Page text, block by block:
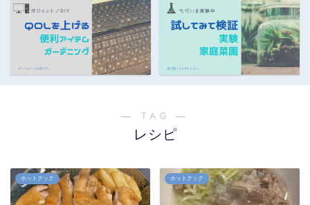
― TAG ―
レシピ
ホットクック ホットクック